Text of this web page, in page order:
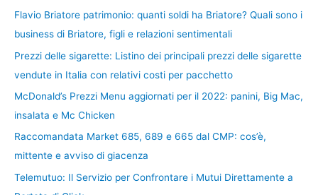
Flavio Briatore patrimonio: quanti soldi ha Briatore? Quali sono i
business di Briatore, figli e relazioni sentimentali
Prezzi delle sigarette: Listino dei principali prezzi delle sigarette
vendute in Italia con relativi costi per pacchetto
McDonald’s Prezzi Menu aggiornati per il 2022: panini, Big Mac,
insalata e Mc Chicken
Raccomandata Market 685, 689 e 665 dal CMP: cos’è,
mittente e avviso di giacenza
Telemutuo: Il Servizio per Confrontare i Mutui Direttamente a